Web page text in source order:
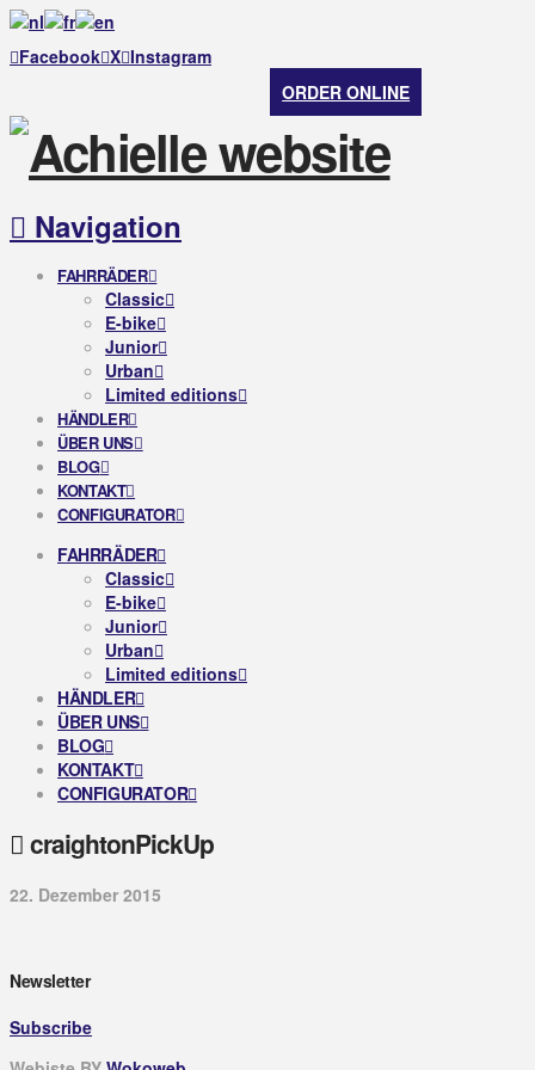
Facebook X Instagram
ORDER ONLINE
Navigation
FAHRRÄDER
Classic
E-bike
Junior
Urban
Limited editions
HÄNDLER
ÜBER UNS
BLOG
KONTAKT
CONFIGURATOR
FAHRRÄDER
Classic
E-bike
Junior
Urban
Limited editions
HÄNDLER
ÜBER UNS
BLOG
KONTAKT
CONFIGURATOR
craightonPickUp
22. Dezember 2015
Newsletter
Subscribe